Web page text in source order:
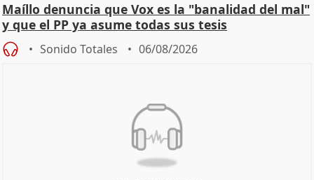
Maíllo denuncia que Vox es la "banalidad del mal"
y que el PP ya asume todas sus tesis
Sonido Totales 06/08/2026